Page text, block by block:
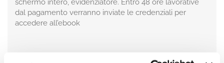
schermo intero, evidenziatore. Entro 48 ore lavorative
dal pagamento verranno inviate le credenziali per
accedere all’ebook